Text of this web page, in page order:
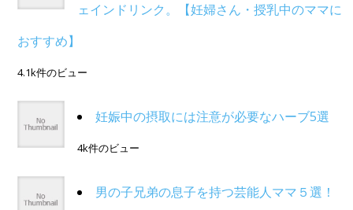
ェインドリンク。【妊婦さん・授乳中のママに
おすすめ】
4.1k件のビュー
妊娠中の摂取には注意が必要なハーブ5選
4k件のビュー
男の子兄弟の息子を持つ芸能人ママ５選！